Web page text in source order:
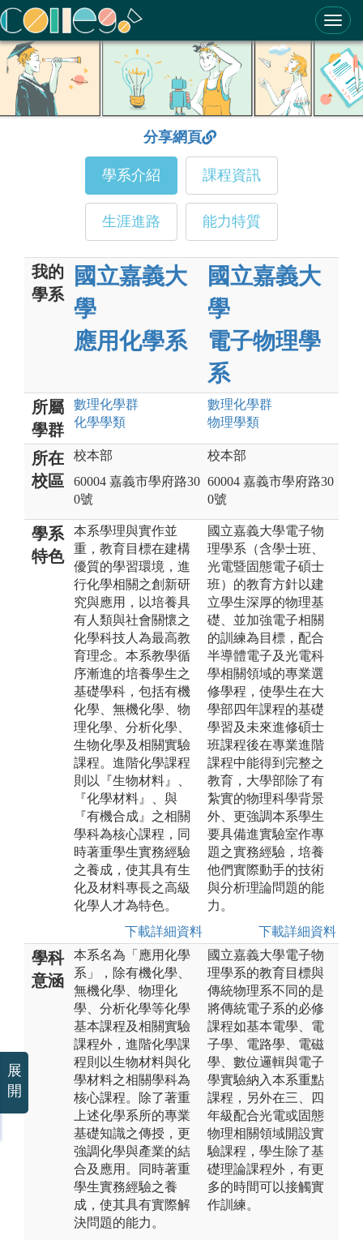
ColleGo! 大學選才與高中育才輔助系統
分享網頁
學系介紹 課程資訊
生涯進路 能力特質
我的
學系
國立嘉義大
學
應用化學系
國立嘉義大
學
電子物理學
系
所屬
學群
數理化學群
化學學類
數理化學群
物理學類
所在
校區
校本部
60004 嘉義市學府路30
0號
校本部
60004 嘉義市學府路30
0號
學系
特色
本系學理與實作並
重，教育目標在建構
優質的學習環境，進
行化學相關之創新研
究與應用，以培養具
有人類與社會關懷之
化學科技人為最高教
育理念。本系教學循
序漸進的培養學生之
基礎學科，包括有機
化學、無機化學、物
理化學、分析化學、
生物化學及相關實驗
課程。進階化學課程
則以『生物材料』、
『化學材料』、與
『有機合成』之相關
學科為核心課程，同
時著重學生實務經驗
之養成，使其具有生
化及材料專長之高級
化學人才為特色。
下載詳細資料
國立嘉義大學電子物
理學系（含學士班、
光電暨固態電子碩士
班）的教育方針以建
立學生深厚的物理基
礎、並加強電子相關
的訓練為目標，配合
半導體電子及光電科
學相關領域的專業選
修學程，使學生在大
學部四年課程的基礎
學習及未來進修碩士
班課程後在專業進階
課程中能得到完整之
教育，大學部除了有
紮實的物理科學背景
外、更強調本系學生
要具備進實驗室作專
題之實務經驗，培養
他們實際動手的技術
與分析理論問題的能
力。
下載詳細資料
學科
意涵
本系名為「應用化學
系」，除有機化學、
無機化學、物理化
學、分析化學等化學
基本課程及相關實驗
課程外，進階化學課
程則以生物材料與化
學材料之相關學科為
核心課程。除了著重
上述化學系所的專業
基礎知識之傳授，更
強調化學與產業的結
合及應用。同時著重
學生實務經驗之養
成，使其具有實際解
決問題的能力。
國立嘉義大學電子物
理學系的教育目標與
傳統物理系不同的是
將傳統電子系的必修
課程如基本電學、電
子學、電路學、電磁
學、數位邏輯與電子
學實驗納入本系重點
課程，另外在三、四
年級配合光電或固態
物理相關領域開設實
驗課程，學生除了基
礎理論課程外，有更
多的時間可以接觸實
作訓練。
展
開